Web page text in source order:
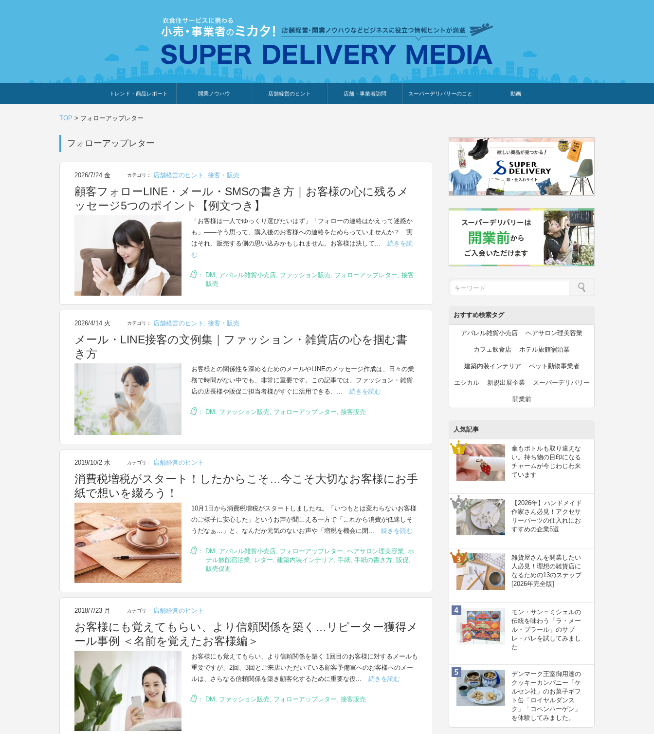
トレンド・商品レポート
トレンド・特集
人気ランキング
出展企業のおすすめ
商品体験・レビュー
暮らしの提案
開業ノウハウ 店舗経営のヒント 店舗・事業者訪問 スーパーデリバリーのこと 動画
TOP > フォローアップレター
フォローアップレター
2026/7/24 金 カテゴリ： 店舗経営のヒント , 接客・販売
顧客フォローLINE・メール・SMSの書き方｜お客様の心に残るメ
ッセージ5つのポイント【例文つき】
「お客様は一人でゆっくり選びたいはず」「フォローの連絡はかえって迷惑か
も」——そう思って、購入後のお客様への連絡をためらっていませんか？ 実
はそれ、販売する側の思い込みかもしれません。お客様は決して...
続きを読
む
： DM , アパレル雑貨小売店, ファッション販売, フォローアップレター, 接客
販売
2026/4/14 火 カテゴリ： 店舗経営のヒント , 接客・販売
メール・LINE接客の文例集｜ファッション・雑貨店の心を掴む書
き方
お客様との関係性を深めるためのメールやLINEのメッセージ作成は、日々の業
務で時間がない中でも、非常に重要です。この記事では、ファッション・雑貨
店の店長様や販促ご担当者様がすぐに活用できる、...
続きを読む
： DM , ファッション販売, フォローアップレター, 接客販売
2019/10/2 水 カテゴリ： 店舗経営のヒント
消費税増税がスタート！したからこそ…今こそ大切なお客様にお手
紙で想いを綴ろう！
10月1日から消費税増税がスタートしましたね。「いつもとは変わらないお客様
のご様子に安心した」というお声が聞こえる一方で「これから消費が低迷しそ
うだなぁ…」と、なんだか元気のないお声や「増税を機会に閉...
続きを読む
： DM アパレル雑貨小売店, フォローアップレター ヘアサロン理美容業
ホ
テル旅館宿泊業
レター 建築内装インテリア 手紙 手紙の書き方 販促
販売促進
2018/7/23 月 カテゴリ： 店舗経営のヒント
お客様にも覚えてもらい、より信頼関係を築く…リピーター獲得メ
ール事例 ＜名前を覚えたお客様編＞
お客様にも覚えてもらい、より信頼関係を築く 1回目のお客様に対するメールも
重要ですが、2回、3回とご来店いただいている顧客予備軍へのお客様へのメー
ルは、さらなる信頼関係を築き顧客化するために重要な役...
続きを読む
： DM ファッション販売 フォローアップレター 接客販売
おすすめ検索タグ
アパレル雑貨小売店 ヘアサロン理美容業
カフェ飲食店 ホテル旅館宿泊業
建築内装インテリア ペット動物事業者
エシカル 新規出展企業 スーパーデリバリー
開業前
人気記事
傘もボトルも取り違えな
い。持ち物の目印になる
チャームが今じわじわ来
ています
【2026年】ハンドメイド
作家さん必見！アクセサ
リーパーツの仕入れにお
すすめの企業5選
雑貨屋さんを開業したい
人必見！理想の雑貨店に
なるための13のステップ
[2026年完全版]
モン・サン＝ミシェルの
伝統を味わう「ラ・メー
ル・プラール」のサブ
レ・パレを試してみまし
た
デンマーク王室御用達の
クッキーカンパニー「ケ
ルセン社」のお菓子ギフ
ト缶「ロイヤルダンス
ク」「コペンハーゲン」
を体験してみました。